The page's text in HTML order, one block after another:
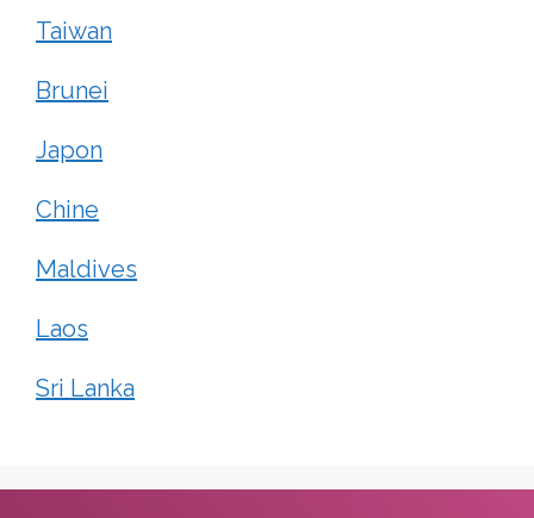
Taiwan
Brunei
Japon
Chine
Maldives
Laos
Sri Lanka